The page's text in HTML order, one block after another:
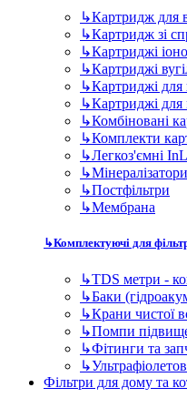
↳Картридж для
↳Картридж зі
↳Картриджі
↳Картриджі
↳Картриджі для
↳Картриджі для
↳Комбіновані
↳Комплекти
↳Легкоз'ємні
↳Мінералізатори
↳Постфільтри
↳Мембрана
↳Комплектуючі для
↳TDS метри -
↳Баки
↳Крани чистої
↳Помпи
↳Фітинги та
↳
Фільтри для дому та